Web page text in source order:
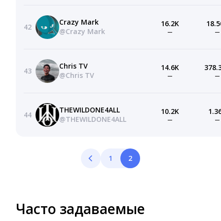
42
Crazy Mark
@Crazy Mark
16.2K
— —
43
Chris TV
@Chris TV
14.6K
— —
44
THEWILDONE4ALL
@THEWILDONE4ALL
10.2K
— —
1 2
Часто задаваемые